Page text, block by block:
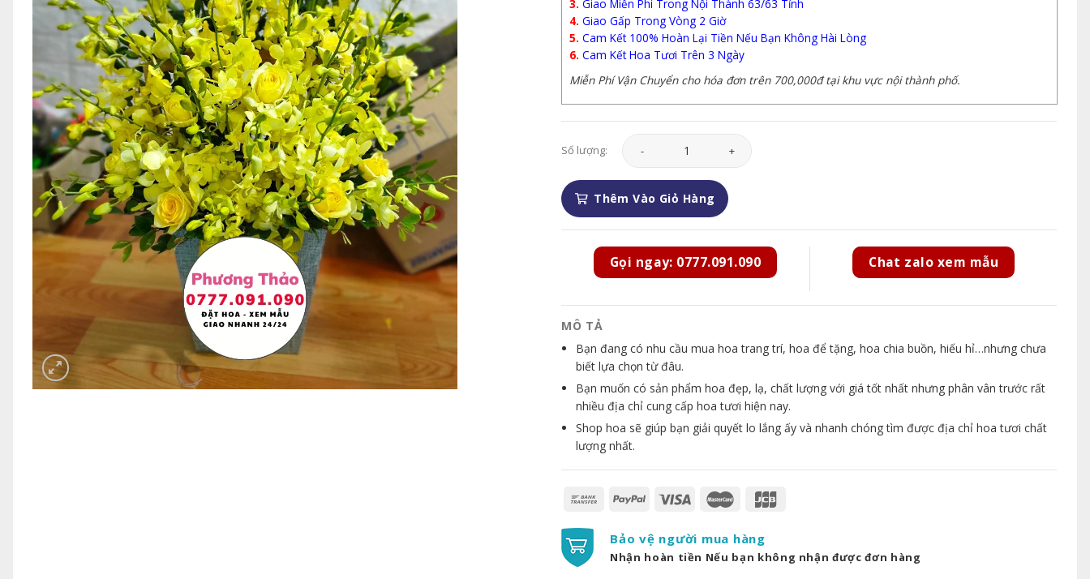
3. Giao Miễn Phí Trong Nội Thành 63/63 Tỉnh
4. Giao Gấp Trong Vòng 2 Giờ
5. Cam Kết 100% Hoàn Lại Tiền Nếu Bạn Không Hài Lòng
6. Cam Kết Hoa Tươi Trên 3 Ngày
Miễn Phí Vận Chuyển cho hóa đơn trên 700,000đ tại khu vực nội thành phố.
Số lượng:
Hoa Chia Buồn - Lời Chia Buồn - CB077 số lượng
Thêm Vào Giỏ Hàng
Gọi ngay: 0777.091.090 Chat zalo xem mẫu
MÔ TẢ
Bạn đang có nhu cầu mua hoa trang trí, hoa để tặng, hoa chia buồn, hiếu hỉ…nhưng chưa
biết lựa chọn từ đâu.
Bạn muốn có sản phẩm hoa đẹp, lạ, chất lượng với giá tốt nhất nhưng phân vân trước rất
nhiều địa chỉ cung cấp hoa tươi hiện nay.
Shop hoa sẽ giúp bạn giải quyết lo lắng ấy và nhanh chóng tìm được địa chỉ hoa tươi chất
lượng nhất.
Bảo vệ người mua hàng
Nhận hoàn tiền Nếu bạn không nhận được đơn hàng